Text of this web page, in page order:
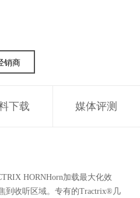
销商
下载 媒体评测
HORNHorn加载最大化效
到收听区域。专有的Tractrix®几